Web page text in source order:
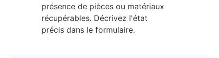
présence de pièces ou matériaux
récupérables. Décrivez l'état
précis dans le formulaire.